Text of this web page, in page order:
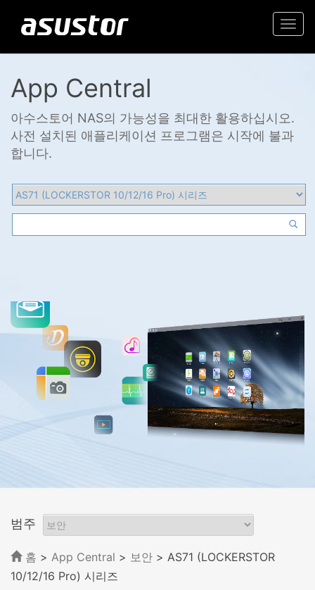
App Central
아수스토어 NAS의 가능성을 최대한 활용하십시오.
사전 설치된 애플리케이션 프로그램은 시작에 불과
합니다.
범주
홈 > App Central > 보안 > AS71 (LOCKERSTOR
10/12/16 Pro) 시리즈